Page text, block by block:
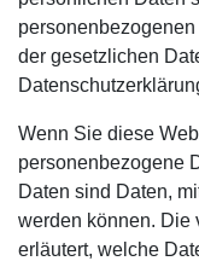
der gesetzlichen
Wenn Sie diese
personenbezogene
Daten sind Daten,
werden können. Die
erläutert, welche